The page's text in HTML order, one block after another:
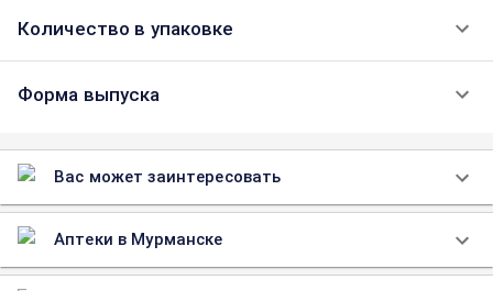
Количество в упаковке
Форма выпуска
Вас может заинтересовать
Аптеки в Мурманске